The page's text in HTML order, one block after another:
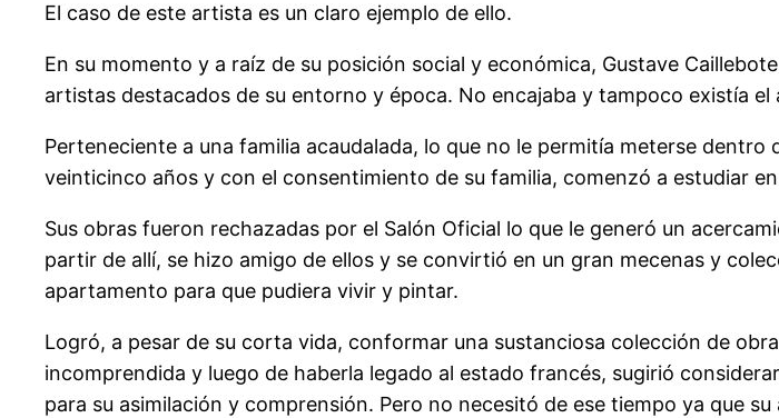
El caso de este artista es un claro ejemplo de ello.
En su momento y a raíz de su posición social y económica, Gustave
artistas destacados de su entorno y época. No encajaba y tampoco existía el
Perteneciente a una familia acaudalada, lo que no le permitía meterse
veinticinco años y con el consentimiento de su familia, comenzó a estudiar
Sus obras fueron rechazadas por el Salón Oficial lo que le generó un
partir de allí, se hizo amigo de ellos y se convirtió en un gran mecenas y
apartamento para que pudiera vivir y pintar.
Logró, a pesar de su corta vida, conformar una sustanciosa colección de
incomprendida y luego de haberla legado al estado francés, sugirió
para su asimilación y comprensión. Pero no necesitó de ese tiempo ya que